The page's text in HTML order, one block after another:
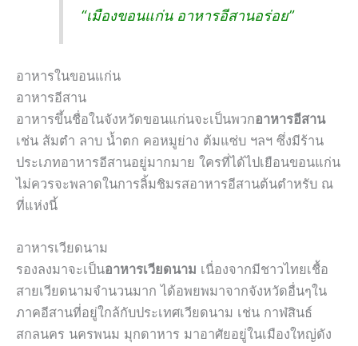
“เมืองขอนแก่น อาหารอีสานอร่อย”
อาหารในขอนแก่น
อาหารอีสาน
อาหารขึ้นชื่อในจังหวัดขอนแก่นจะเป็นพวกอาหารอีสาน
เช่น ส้มตำ ลาบ น้ำตก คอหมูย่าง ต้มแซ่บ ฯลฯ ซึ่งมีร้าน
ประเภทอาหารอีสานอยู่มากมาย ใครที่ได้ไปเยือนขอนแก่น
ไม่ควรจะพลาดในการลิ้มชิมรสอาหารอีสานต้นตำหรับ ณ
ที่แห่งนี้
อาหารเวียดนาม
รองลงมาจะเป็นอาหารเวียดนาม เนื่องจากมีชาวไทยเชื้อ
สายเวียดนามจำนวนมาก ได้อพยพมาจากจังหวัดอื่นๆใน
ภาคอีสานที่อยู่ใกล้กับประเทศเวียดนาม เช่น กาฬสินธ์
สกลนคร นครพนม มุกดาหาร มาอาศัยอยู่ในเมืองใหญ่ดัง